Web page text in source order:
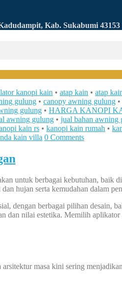
Kab. Sukabumi 43153
kanopi kain • atap kain • atap
gulung • canopy awning gulung •
gulung • HARGA KANOPI
awning gulung • jual bahan awning
kain rs • kanopi kain rumah •
kain villa 0 Comments
untuk berbagai kebutuhan, baik
hujan serta kemudahan dalam
dengan berbagai pilihan desain,
nilai estetika. Memilih
masa kini sering